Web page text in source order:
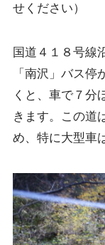
せください）
国道４１８号線
「南沢」バス
くと、車で７分
きます。この道
め、特に大型車